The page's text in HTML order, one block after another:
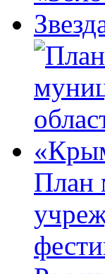
План